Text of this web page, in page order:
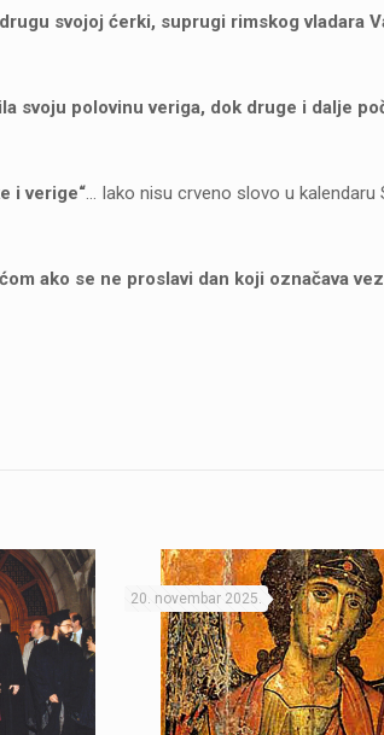
svojoj ćerki, suprugi rimskog vladara
svoju polovinu veriga, dok druge i dalje
i verige“… Iako nisu crveno slovo u kalendaru
ako se ne proslavi dan koji označava
20. novembar 2025.